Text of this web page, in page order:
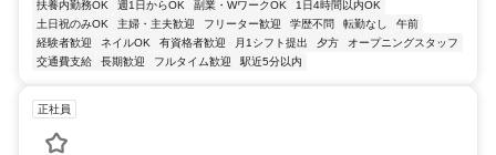
扶養内勤務OK 週1日からOK 副業・WワークOK
1日4時間以内OK
土日祝のみOK
主婦・主夫歓迎 フリーター歓迎 学歴不問 転勤なし
午前
経験者歓迎
ネイルOK 有資格者歓迎 月1シフト提出 夕方
オープニングスタッフ
交通費支給
長期歓迎 フルタイム歓迎 駅近5分以内
正社員